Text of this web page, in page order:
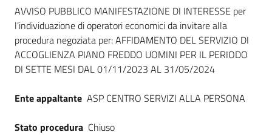
Dati del bando
AVVISO PUBBLICO MANIFESTAZIONE DI INTERESSE per
l’individuazione di operatori economici da invitare alla
procedura negoziata per: AFFIDAMENTO DEL SERVIZIO DI
ACCOGLIENZA PIANO FREDDO UOMINI PER IL PERIODO
DI SETTE MESI DAL 01/11/2023 AL 31/05/2024
Ente appaltante ASP CENTRO SERVIZI ALLA PERSONA
Stato procedura Chiuso